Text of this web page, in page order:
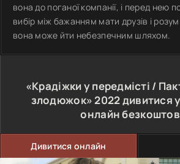
вона до поганої компанії, і перед нею
вибір між бажанням мати друзів і
вона може йти небезпечним шляхом.
«Крадіжки у передмісті /
злодюжок»2022дивитися
онлайн
Дивитися онлайн